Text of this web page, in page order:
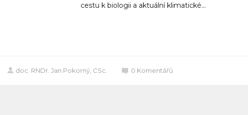
cestu k biologii a aktuální klimatické...
doc. RNDr. Jan Pokorný, CSc. 0 Komentářů